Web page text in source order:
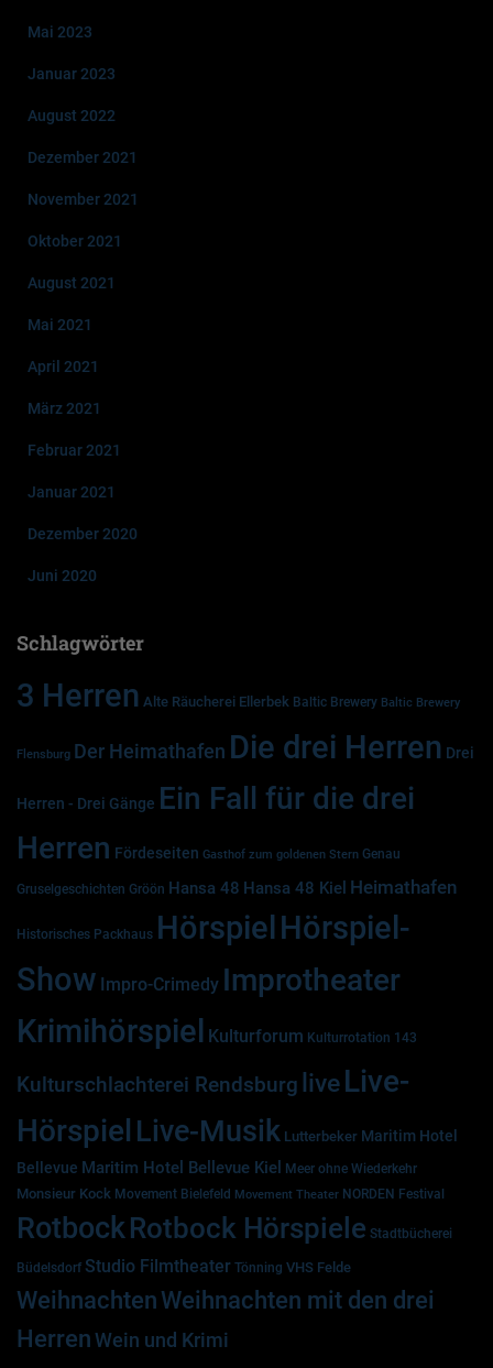
Mai 2023
Januar 2023
August 2022
Dezember 2021
November 2021
Oktober 2021
August 2021
Mai 2021
April 2021
März 2021
Februar 2021
Januar 2021
Dezember 2020
Juni 2020
Schlagwörter
3 Herren Alte Räucherei Ellerbek Baltic Brewery Baltic Brewery
Flensburg Der Heimathafen Die drei Herren Drei
Herren - Drei Gänge Ein Fall für die drei
Herren Fördeseiten Gasthof zum goldenen Stern Genau
Gruselgeschichten Gröön Hansa 48 Hansa 48 Kiel Heimathafen
Historisches Packhaus HörspielHörspiel-
Show Impro-Crimedy Improtheater
Krimihörspiel Kulturforum Kulturrotation 143
Kulturschlachterei Rendsburg liveLive-
Hörspiel Live-Musik Lutterbeker Maritim Hotel
Bellevue Maritim Hotel Bellevue Kiel Meer ohne Wiederkehr
Monsieur Kock Movement Bielefeld Movement Theater NORDEN Festival
RotbockRotbock Hörspiele Stadtbücherei
Büdelsdorf Studio Filmtheater Tönning VHS Felde
WeihnachtenWeihnachten mit den drei
HerrenWein und Krimi